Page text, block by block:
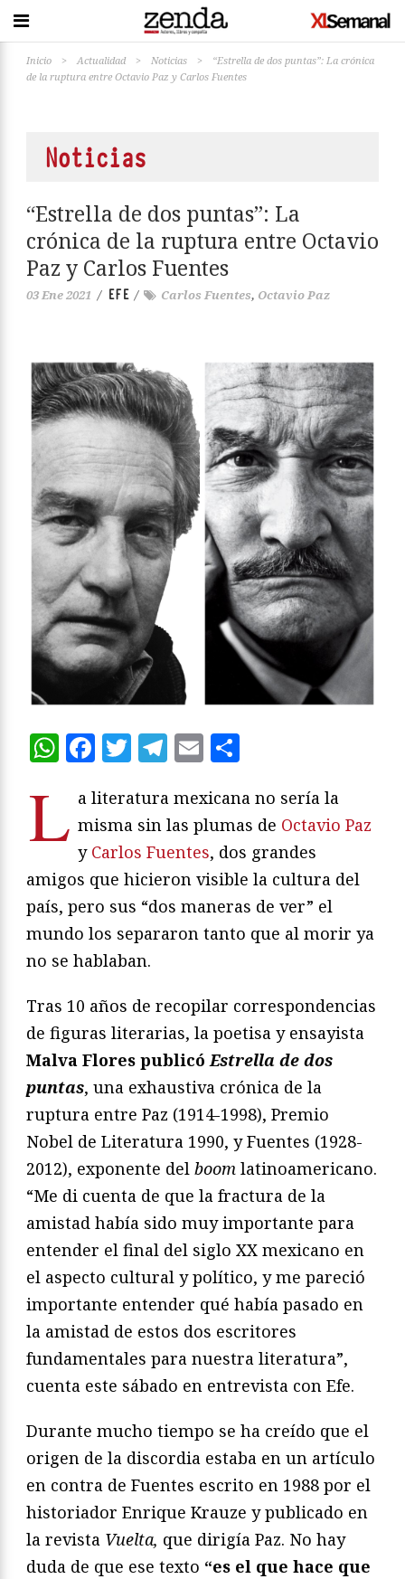
Inicio > Actualidad > Noticias >
“Estrella de dos puntas”: La crónica
de la ruptura entre Octavio Paz y Carlos Fuentes
Noticias
“Estrella de dos puntas”: La
crónica de la ruptura entre Octavio
Paz y Carlos Fuentes
03 Ene 2021 / EFE / Carlos Fuentes, Octavio Paz
WhatsApp
Facebook
Twitter
Telegram
Email
L a literatura mexicana no sería la
misma sin las plumas de Octavio Paz
y Carlos Fuentes, dos grandes
amigos que hicieron visible la cultura del
país, pero sus “dos maneras de ver” el
mundo los separaron tanto que al morir ya
no se hablaban.
Tras 10 años de recopilar correspondencias
de figuras literarias, la poetisa y ensayista
Malva Flores publicóEstrella de dos
puntas, una exhaustiva crónica de la
ruptura entre Paz (1914-1998), Premio
Nobel de Literatura 1990, y Fuentes (1928-
2012), exponente del boom latinoamericano.
“Me di cuenta de que la fractura de la
amistad había sido muy importante para
entender el final del siglo XX mexicano en
el aspecto cultural y político, y me pareció
importante entender qué había pasado en
la amistad de estos dos escritores
fundamentales para nuestra literatura”,
cuenta este sábado en entrevista con Efe.
Durante mucho tiempo se ha creído que el
origen de la discordia estaba en un artículo
en contra de Fuentes escrito en 1988 por el
historiador Enrique Krauze y publicado en
la revista Vuelta, que dirigía Paz. No hay
duda de que ese texto “es el que hace que